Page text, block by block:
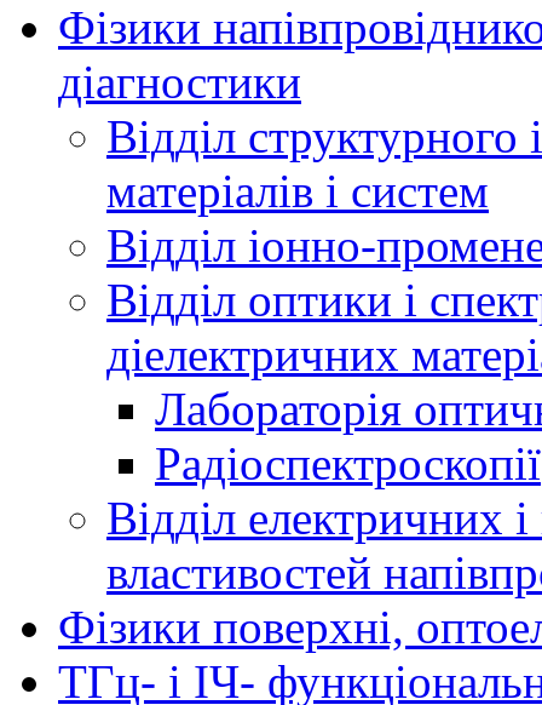
Фізики
діагностики
Відділ структурного
матеріалів і систем
Відділ іонно-
Відділ оптики і
діелектричних
Лабораторія
Радіоспектроскопії
Відділ електричних
властивостей
Фізики поверхні,
ТГц- і ІЧ-